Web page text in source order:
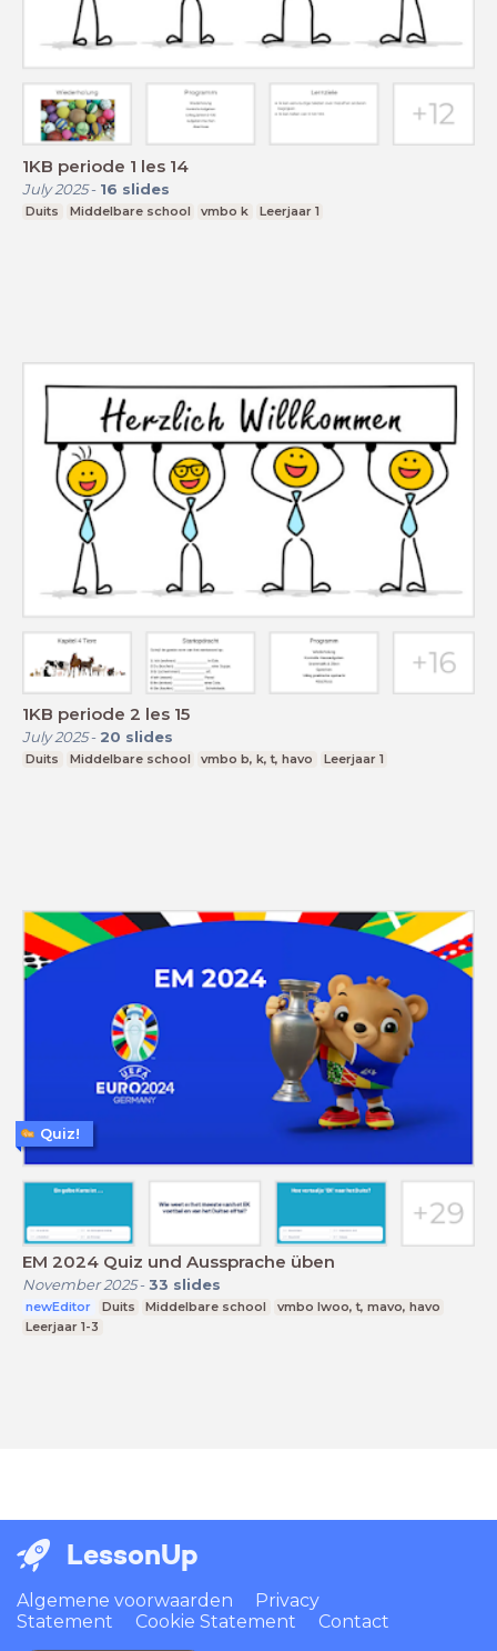
1KB periode 1 les 14
July 2025- 16 slides
Duits Middelbare school vmbo k Leerjaar 1
1KB periode 2 les 15
July 2025- 20 slides
Duits Middelbare school vmbo b, k, t, havo Leerjaar 1
EM 2024 Quiz und Aussprache üben
November 2025- 33 slides
newEditor Duits Middelbare school
vmbo lwoo, t, mavo, havo
Leerjaar 1-3
Quiz!
LessonUp
Algemene voorwaarden
Privacy
Statement
Cookie Statement Contact